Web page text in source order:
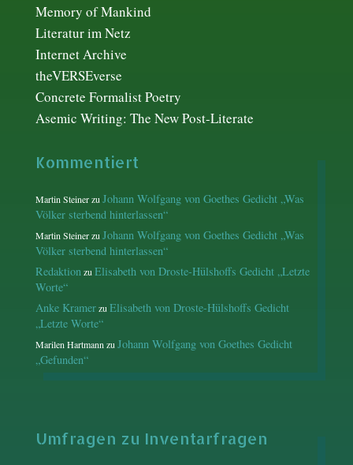
Memory of Mankind
Literatur im Netz
Internet Archive
theVERSEverse
Concrete Formalist Poetry
Asemic Writing: The New Post-Literate
Kommentiert
Martin Steinerzu Johann Wolfgang von Goethes Gedicht „Was
Völker sterbend hinterlassen“
Martin Steinerzu Johann Wolfgang von Goethes Gedicht „Was
Völker sterbend hinterlassen“
Redaktion zu Elisabeth von Droste-Hülshoffs Gedicht „Letzte
Worte“
Anke Kramerzu Elisabeth von Droste-Hülshoffs Gedicht
„Letzte Worte“
Marilen Hartmann zu Johann Wolfgang von Goethes Gedicht
„Gefunden“
Umfragen zu Inventarfragen